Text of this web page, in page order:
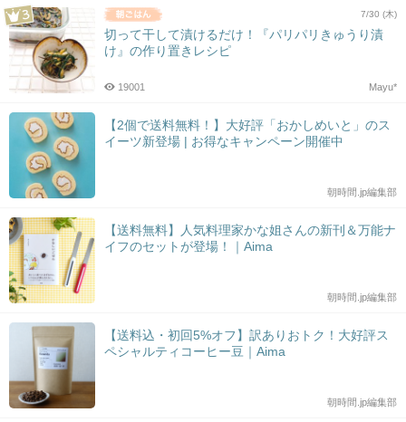
7/30 (木)
切って干して漬けるだけ！『パリパリきゅうり漬
け』の作り置きレシピ
Mayu*
19001
【2個で送料無料！】大好評「おかしめいと」のス
イーツ新登場 | お得なキャンペーン開催中
朝時間.jp編集部
【送料無料】人気料理家かな姐さんの新刊＆万能ナ
イフのセットが登場！｜Aima
朝時間.jp編集部
【送料込・初回5%オフ】訳ありおトク！大好評ス
ペシャルティコーヒー豆｜Aima
朝時間.jp編集部